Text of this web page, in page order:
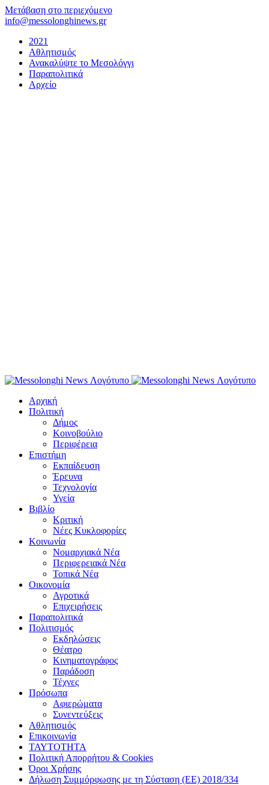
Μετάβαση στο περιεχόμενο
info@messolonghinews.gr
2021
Αθλητισμός
Ανακαλύψτε το Μεσολόγγι
Παραπολιτικά
Αρχείο
Αρχική
Πολιτική
Δήμος
Κοινοβούλιο
Περιφέρεια
Επιστήμη
Εκπαίδευση
Έρευνα
Τεχνολογία
Υγεία
Βιβλίο
Κριτική
Νέες Κυκλοφορίες
Κοινωνία
Νομαρχιακά Νέα
Περιφερειακά Νέα
Τοπικά Νέα
Οικονομία
Αγροτικά
Επιχειρήσεις
Παραπολιτικά
Πολιτισμός
Εκδηλώσεις
Θέατρο
Κινηματογράφος
Παράδοση
Τέχνες
Πρόσωπα
Αφιερώματα
Συνεντεύξεις
Αθλητισμός
Επικοινωνία
ΤΑΥΤΟΤΗΤΑ
Πολιτική Απορρήτου & Cookies
Όροι Χρήσης
Δήλωση Συμμόρφωσης με τη Σύσταση (ΕΕ) 2018/334